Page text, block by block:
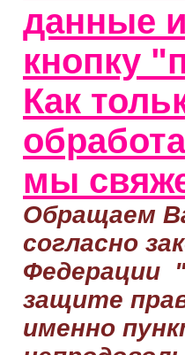
данные
кнопку
Как
мы
Обращаем
согласно
Федерации
защите
именно